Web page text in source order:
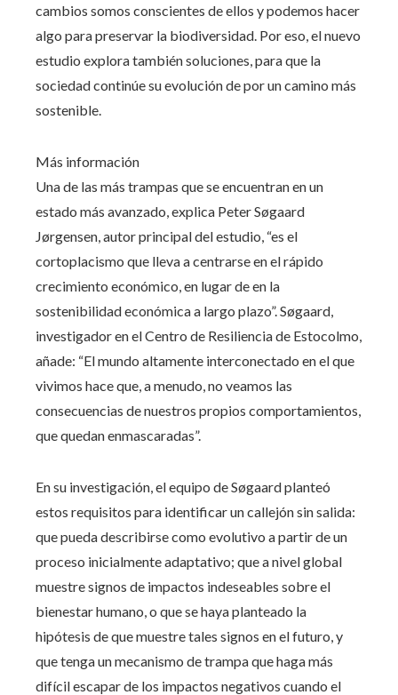
cambios somos conscientes de ellos y podemos hacer
algo para preservar la biodiversidad. Por eso, el nuevo
estudio explora también soluciones, para que la
sociedad continúe su evolución de por un camino más
sostenible.
Más información
Una de las más trampas que se encuentran en un
estado más avanzado, explica Peter Søgaard
Jørgensen, autor principal del estudio, “es el
cortoplacismo que lleva a centrarse en el rápido
crecimiento económico, en lugar de en la
sostenibilidad económica a largo plazo”. Søgaard,
investigador en el Centro de Resiliencia de Estocolmo,
añade: “El mundo altamente interconectado en el que
vivimos hace que, a menudo, no veamos las
consecuencias de nuestros propios comportamientos,
que quedan enmascaradas”.
En su investigación, el equipo de Søgaard planteó
estos requisitos para identificar un callejón sin salida:
que pueda describirse como evolutivo a partir de un
proceso inicialmente adaptativo; que a nivel global
muestre signos de impactos indeseables sobre el
bienestar humano, o que se haya planteado la
hipótesis de que muestre tales signos en el futuro, y
que tenga un mecanismo de trampa que haga más
difícil escapar de los impactos negativos cuando el